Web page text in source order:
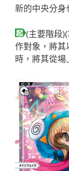
新的中央分身
(主要階段
作對象，將其
時，將其從場